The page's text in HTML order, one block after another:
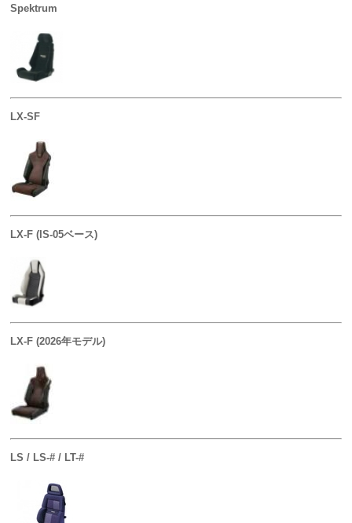
Spektrum
LX-SF
LX-F (IS-05ベース)
LX-F (2026年モデル)
LS / LS-# / LT-#